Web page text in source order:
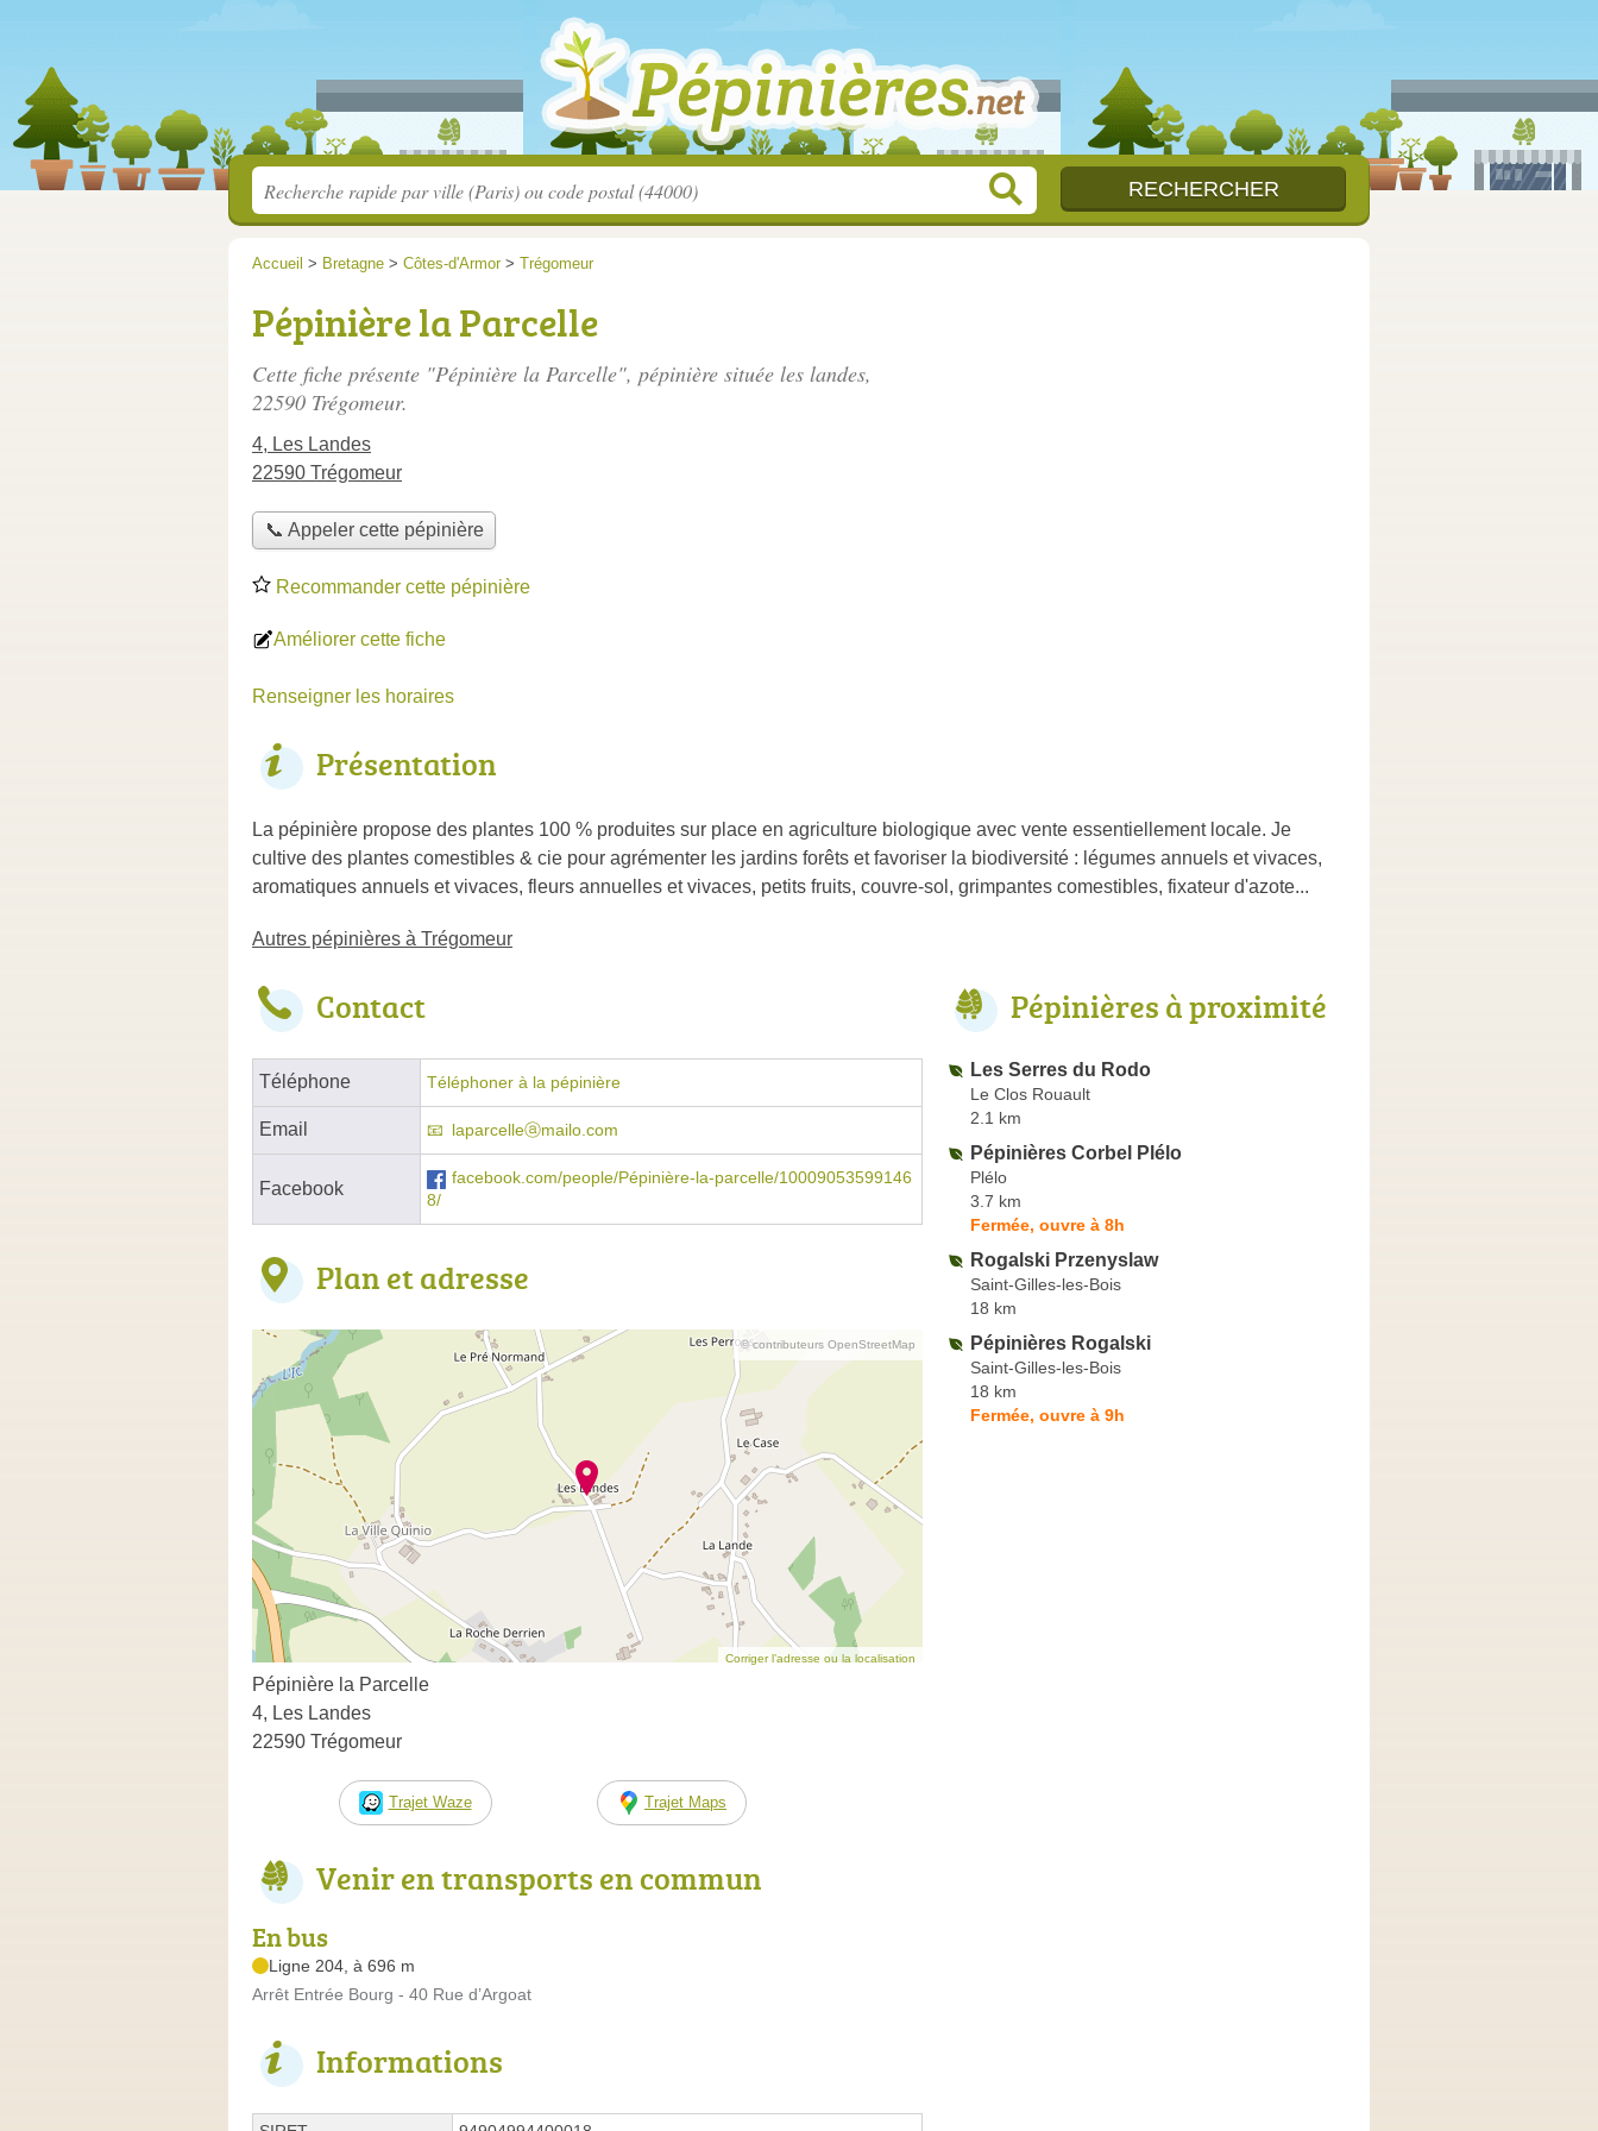
Accueil > Bretagne > Côtes-d'Armor > Trégomeur
Pépinière la Parcelle
Cette fiche présente "Pépinière la Parcelle", pépinière située les landes,
22590 Trégomeur.
4, Les Landes
22590 Trégomeur
📞 Appeler cette pépinière
Recommander cette pépinière
Améliorer cette fiche
Renseigner les horaires
Présentation
La pépinière propose des plantes 100 % produites sur place en agriculture biologique avec vente essentiellement locale. Je
cultive des plantes comestibles & cie pour agrémenter les jardins forêts et favoriser la biodiversité : légumes annuels et vivaces,
aromatiques annuels et vivaces, fleurs annuelles et vivaces, petits fruits, couvre-sol, grimpantes comestibles, fixateur d'azote...
Autres pépinières à Trégomeur
Contact
Téléphone Téléphoner à la pépinière
Email laparcelleⓐmailo.com
Facebook
facebook.com/people/Pépinière-la-parcelle/10009053599146
8/
Plan et adresse
© contributeurs OpenStreetMap
Corriger l’adresse ou la localisation
Pépinière la Parcelle
4, Les Landes
22590 Trégomeur
Trajet Waze Trajet Maps
Venir en transports en commun
En bus
Ligne 204, à 696 m
Arrêt Entrée Bourg - 40 Rue d’Argoat
Informations
Pépinières à proximité
Les Serres du Rodo
Le Clos Rouault
2.1 km
Pépinières Corbel Plélo
Plélo
3.7 km
Fermée, ouvre à 8h
Rogalski Przenyslaw
Saint-Gilles-les-Bois
18 km
Pépinières Rogalski
Saint-Gilles-les-Bois
18 km
Fermée, ouvre à 9h